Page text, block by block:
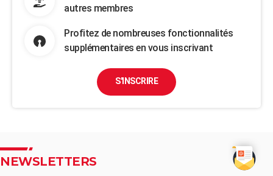
autres membres
Profitez de nombreuses fonctionnalités
supplémentaires en vous inscrivant
S'INSCRIRE
NEWSLETTERS